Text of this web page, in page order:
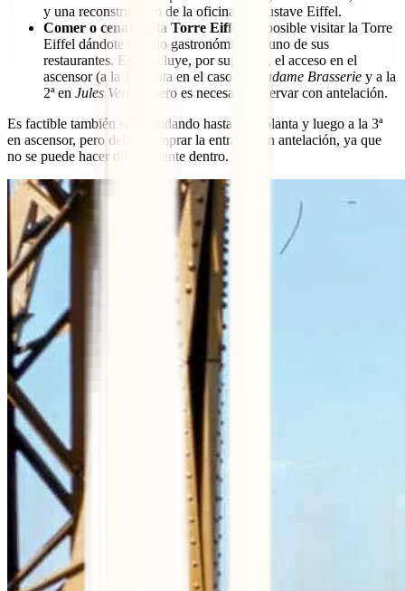
y una reconstrucción de la oficina de Gustave Eiffel.
Comer o cenar en la Torre Eiffel:
es posible visitar la Torre
Eiffel dándote un lujo gastronómico en uno de sus
restaurantes. Esto incluye, por supuesto, el acceso en el
ascensor (a la 1ª planta en el caso de
Madame Brasserie y a la
2ª en Jules Verne
), pero es necesario reservar con antelación.
Es factible también subir andando hasta la 2ª planta y luego a la 3ª
en ascensor, pero debes comprar la entrada con antelación, ya que
no se puede hacer directamente dentro.